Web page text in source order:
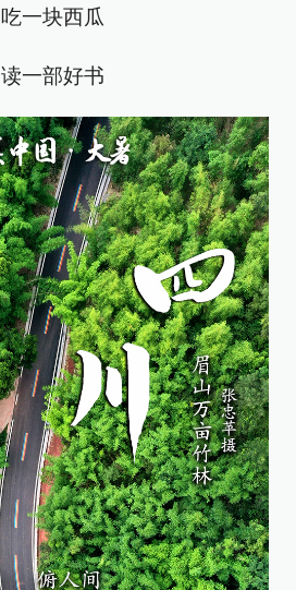
吃一块西瓜
读一部好书